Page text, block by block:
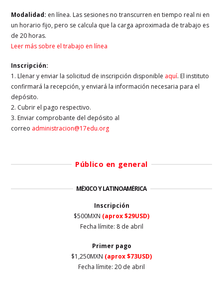
Modalidad: en línea. Las sesiones no transcurren en tiempo real ni en
un horario fijo, pero se calcula que la carga aproximada de trabajo es
de 20 horas.
Leer más sobre el trabajo en línea
Inscripción:
1. Llenar y enviar la solicitud de inscripción disponible aquí. El instituto
confirmará la recepción, y enviará la información necesaria para el
depósito.
2. Cubrir el pago respectivo.
3. Enviar comprobante del depósito al
correo administracion@17edu.org
Público en general
MÉXICO Y LATINOAMÉRICA
Inscripción
$500MXN (aprox $29USD)
Fecha límite: 8 de abril
Primer pago
$1,250MXN (aprox $73USD)
Fecha límite: 20 de abril